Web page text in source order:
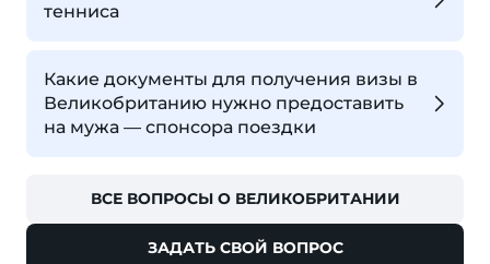
тенниса
Какие документы для получения визы в
Великобританию нужно предоставить
на мужа — спонсора поездки
ВСЕ ВОПРОСЫ О ВЕЛИКОБРИТАНИИ
ЗАДАТЬ СВОЙ ВОПРОС